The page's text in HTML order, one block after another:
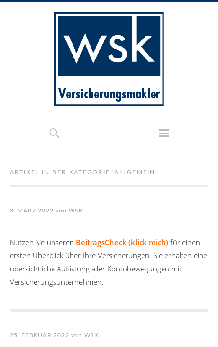
ARTIKEL IN DER KATEGORIE ‘ALLGEMEIN ’
3. MÄRZ 2022 von WSK
Nutzen Sie unseren BeitragsCheck (klick mich) für einen
ersten Überblick über Ihre Versicherungen. Sie erhalten eine
übersichtliche Auflistung aller Kontobewegungen mit
Versicherungsunternehmen.
25. FEBRUAR 2022 von WSK